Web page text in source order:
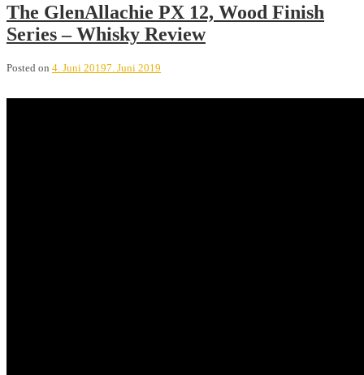
The GlenAllachie PX 12, Wood Finish
Series – Whisky Review
Posted on 4. Juni 20197. Juni 2019